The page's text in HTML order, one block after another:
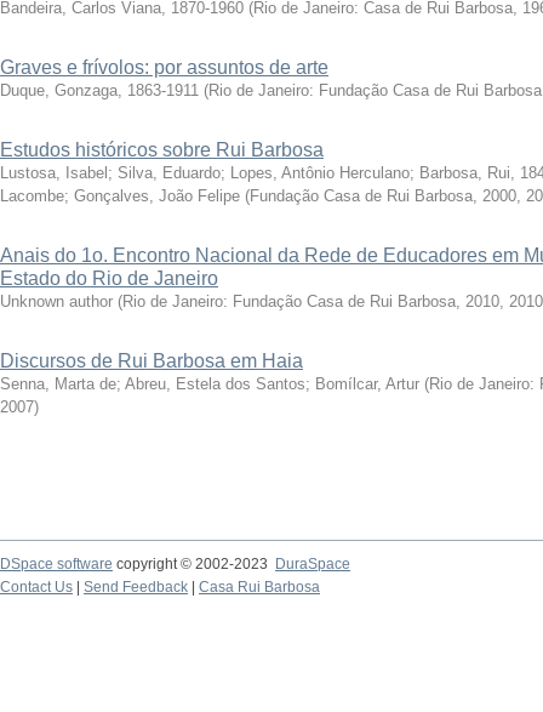
Bandeira, Carlos Viana, 1870-1960 (Rio de Janeiro: Casa de Rui Barbosa,
Graves e frívolos: por assuntos de arte
Duque, Gonzaga, 1863-1911 (Rio de Janeiro: Fundação Casa de Rui
Estudos históricos sobre Rui Barbosa
Lustosa, Isabel ; Silva, Eduardo; Lopes, Antônio Herculano; Barbosa, Rui,
Lacombe; Gonçalves, João Felipe (Fundação Casa de Rui Barbosa, 2000,
Anais do 1o. Encontro Nacional da Rede de Educadores em
Estado do Rio de Janeiro
Unknown author (Rio de Janeiro: Fundação Casa de Rui Barbosa, 2010, 2010
Discursos de Rui Barbosa em Haia
Senna, Marta de; Abreu, Estela dos Santos; Bomílcar, Artur (Rio de Janeiro:
2007)
DSpace software copyright © 2002-2023
DuraSpace
Contact Us
Send Feedback Casa Rui Barbosa